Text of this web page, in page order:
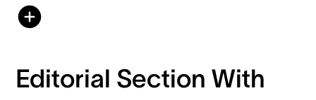
Editorial Section With